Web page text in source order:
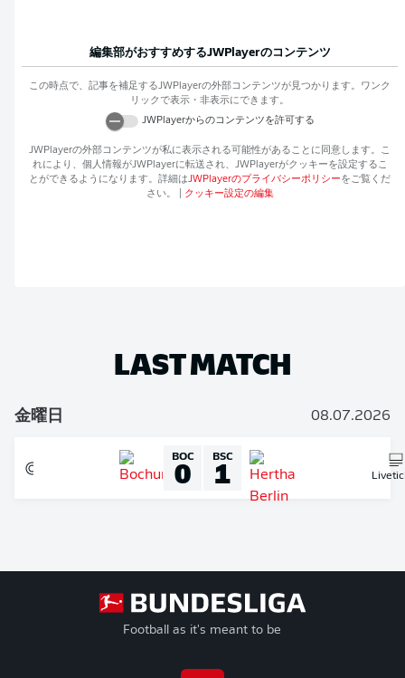
編集部がおすすめするJWPlayerのコンテンツ
この時点で、記事を補足するJWPlayerの外部コンテンツが見つかります。ワンク
リックで表示・非表示にできます。
JWPlayerからのコンテンツを許可する
JWPlayerの外部コンテンツが私に表示される可能性があることに同意します。こ
れにより、個人情報がJWPlayerに転送され、 JWPlayerがクッキーを設定するこ
とができるようになります。詳細はJWPlayerのプライバシーポリシーをご覧くだ
さい。
クッキー設定の編集
LAST MATCH
金曜日 08.07.2026
BOC
0 BSC
1
Football as it's meant to be